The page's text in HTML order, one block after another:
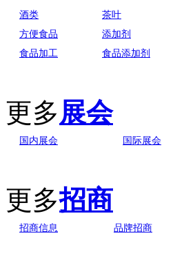
酒类 茶叶
方便食品
添加剂
食品加工
食品添加剂
更多展会
国内展会 国际展会
更多招商
招商信息 品牌招商